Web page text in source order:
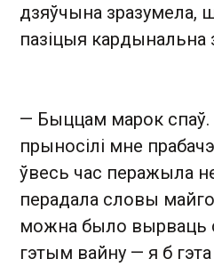
дзяўчына зразумела,
пазіцыя кардынальна
— Быццам марок
прыносілі мне
ўвесь час перажыла
перадала словы майго
можна было вырваць
гэтым вайну — я б гэта